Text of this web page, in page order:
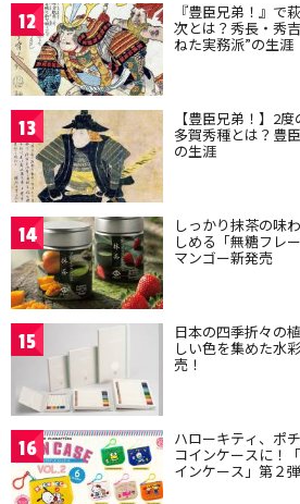
12 『豊臣兄弟！』で
次とは？秀長・秀
ねた実務派”の生涯
13 【豊臣兄弟！】2
多賀秀種とは？豊
の生涯
14 しっかり抹茶の味
しめる「無糖フレ
マンゴー新発売
15 日本の四季折々の
しい色を集めた水
売！
16 ハローキティ、ポ
コインケースに！
インケース」第２弾